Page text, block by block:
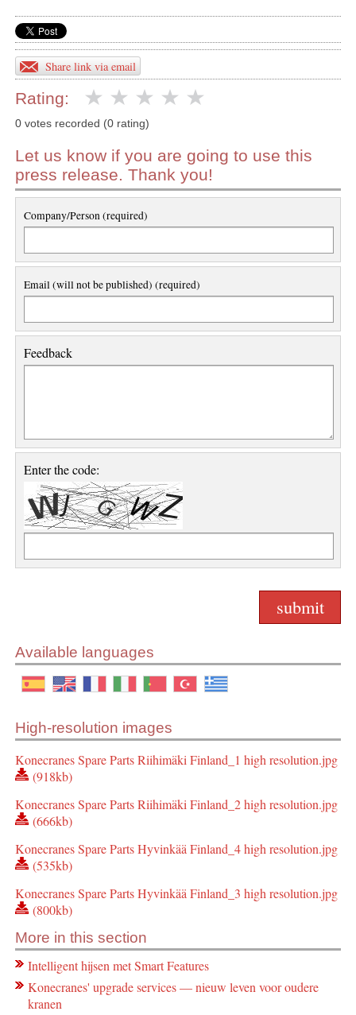
Share link via email
Rating:
0 votes recorded (0 rating)
Let us know if you are going to use this
press release. Thank you!
Company/Person (required)
Email (will not be published) (required)
Feedback
Enter the code:
Available languages
High-resolution images
Konecranes Spare Parts Riihimäki Finland_1 high resolution.jpg
(918kb)
Konecranes Spare Parts Riihimäki Finland_2 high resolution.jpg
(666kb)
Konecranes Spare Parts Hyvinkää Finland_4 high resolution.jpg
(535kb)
Konecranes Spare Parts Hyvinkää Finland_3 high resolution.jpg
(800kb)
More in this section
Intelligent hijsen met Smart Features
Konecranes' upgrade services — nieuw leven voor oudere
kranen